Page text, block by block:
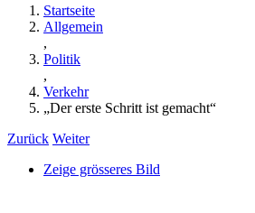
Startseite
Allgemein
,
Politik
,
Verkehr
„Der erste Schritt ist gemacht“
Zurück Weiter
Zeige grösseres Bild